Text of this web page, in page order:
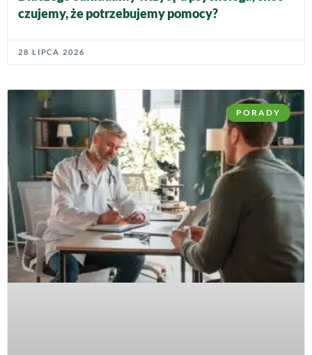
czujemy, że potrzebujemy pomocy?
28 LIPCA 2026
PORADY